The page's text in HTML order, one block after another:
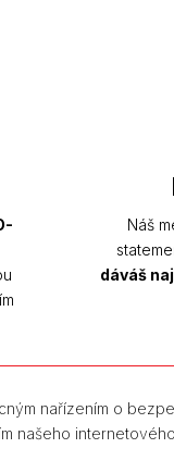
Náš
dáváš
nařízením o
našeho